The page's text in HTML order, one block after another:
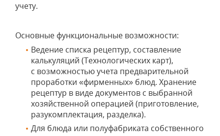
учету.
Основные функциональные возможности:
Ведение списка рецептур, составление
калькуляций (Технологических карт),
с возможностью учета предварительной
проработки «фирменных» блюд. Хранение
рецептур в виде документов с выбранной
хозяйственной операцией (приготовление,
разукомплектация, разделка).
Для блюда или полуфабриката собственного